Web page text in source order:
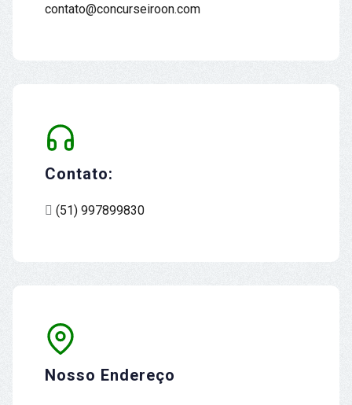
contato@concurseiroon.com
Contato:
(51) 997899830
Nosso Endereço